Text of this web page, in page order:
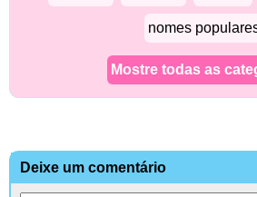
nomes
Mostre todas as
Deixe um comentário